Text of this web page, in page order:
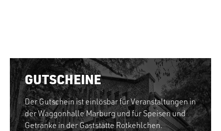
GUTSCHEINE
Der Gutschein ist einlösbar für Veranstaltungen in
der Waggonhalle Marburg und für Speisen und
Getränke in der Gaststätte Rotkehlchen.